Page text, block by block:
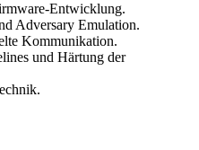
Entwicklung.
Adversary Emulation.
Kommunikation.
und Härtung der